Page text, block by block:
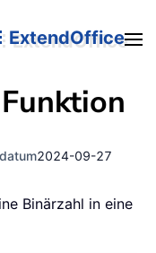
ExtendOffice
2024-09-27
Binärzahl in eine